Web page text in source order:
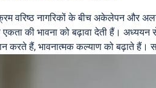
वरिष्ठ नागरिकों के बीच अकेलेपन और
एकता की भावना को बढ़ावा देती हैं।
करते हैं, भावनात्मक कल्याण को बढ़ाते हैं।